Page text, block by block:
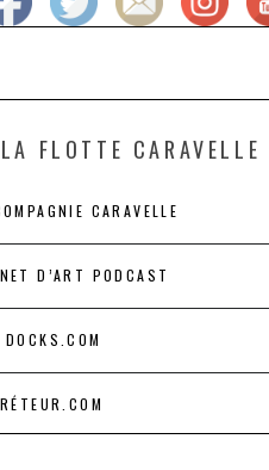
LA FLOTTE CARAVELLE
CARAVELLE
D’ART PODCAST
DOCKS.COM